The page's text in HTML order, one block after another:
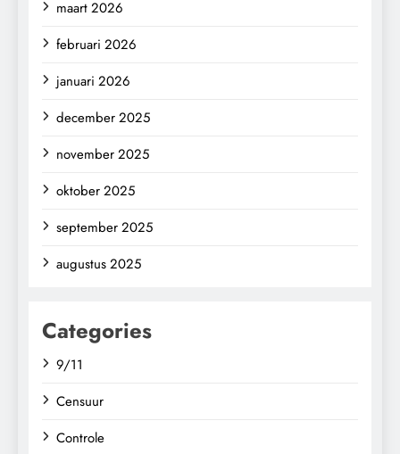
maart 2026
februari 2026
januari 2026
december 2025
november 2025
oktober 2025
september 2025
augustus 2025
Categories
9/11
Censuur
Controle